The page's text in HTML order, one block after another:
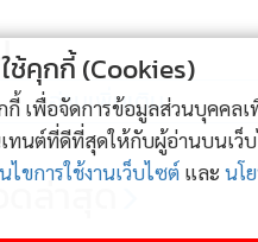
อ่านเพิ่มเติม
ดล่าสุด
ช้คุกกี้ (Cookies)
กี้ เพื่อจัดการข้อมูลส่วนบุคคล
ทนต์ที่ดีที่สุดให้กับผู้อ่านบนเว็
ไขการใช้งานเว็บไซต์ และ นโ